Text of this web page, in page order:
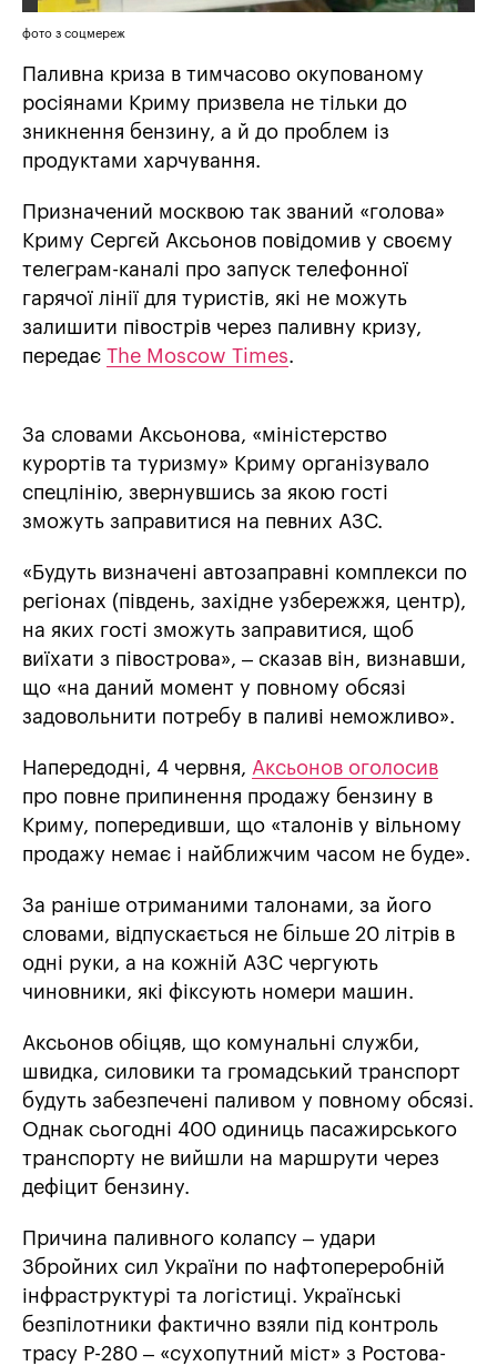
фото з соцмереж
Паливна криза в тимчасово окупованому
росіянами Криму призвела не тільки до
зникнення бензину, а й до проблем із
продуктами харчування.
Призначений москвою так званий «голова»
Криму Сергєй Аксьонов повідомив у своєму
телеграм-каналі про запуск телефонної
гарячої лінії для туристів, які не можуть
залишити півострів через паливну кризу,
передає The Moscow Times.
За словами Аксьонова, «міністерство
курортів та туризму» Криму організувало
спецлінію, звернувшись за якою гості
зможуть заправитися на певних АЗС.
«Будуть визначені автозаправні комплекси по
регіонах (південь, західне узбережжя, центр),
на яких гості зможуть заправитися, щоб
виїхати з півострова», – сказав він, визнавши,
що «на даний момент у повному обсязі
задовольнити потребу в паливі неможливо».
Напередодні, 4 червня, Аксьонов оголосив
про повне припинення продажу бензину в
Криму, попередивши, що «талонів у вільному
продажу немає і найближчим часом не буде».
За раніше отриманими талонами, за його
словами, відпускається не більше 20 літрів в
одні руки, а на кожній АЗС чергують
чиновники, які фіксують номери машин.
Аксьонов обіцяв, що комунальні служби,
швидка, силовики та громадський транспорт
будуть забезпечені паливом у повному обсязі.
Однак сьогодні 400 одиниць пасажирського
транспорту не вийшли на маршрути через
дефіцит бензину.
Причина паливного колапсу – удари
Збройних сил України по нафтопереробній
інфраструктурі та логістиці. Українські
безпілотники фактично взяли під контроль
трасу Р-280 – «сухопутний міст» з Ростова-